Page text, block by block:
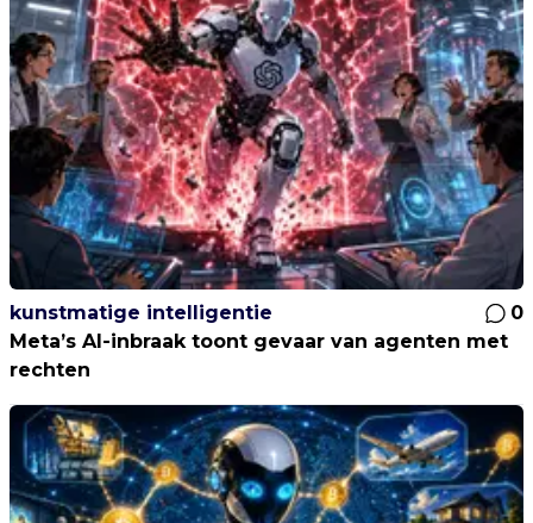
kunstmatige intelligentie
0
Meta’s AI-inbraak toont gevaar van agenten met
rechten